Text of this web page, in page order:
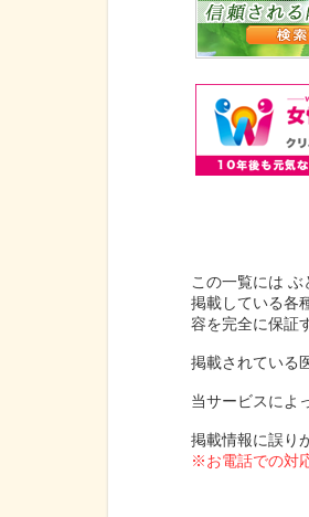
この一覧には ぶ
掲載している各
容を完全に保証
掲載されている
当サービスによ
掲載情報に誤り
※お電話での対